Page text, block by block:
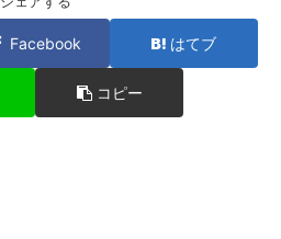
Facebook はてブ
コピー